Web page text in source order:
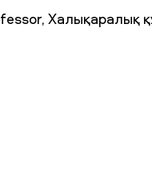
Халықаралық